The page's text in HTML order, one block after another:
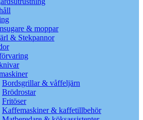
& moppar
& Stekpannor
Bordsgrillar & våffeljärn
Brödrostar
Fritöser
Kaffemaskiner & kaffetillbehör